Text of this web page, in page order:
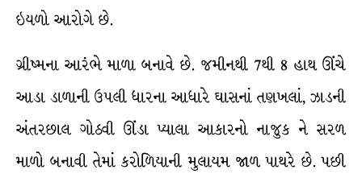
ઇયળો આરોગે છે.
ગ્રીષ્મના આરંભે માળા બનાવે છે. જમીનથી 7થી 8 હાથ ઊંચે
આડા ડાળાની ઉપલી ધારના આધારે ઘાસનાં તણખલાં, ઝાડની
અંતરછાલ ગોઠવી ઊંડા પ્યાલા આકારનો નાજુક ને સરળ
માળો બનાવી તેમાં કરોળિયાની મુલાયમ જાળ પાથરે છે. પછી